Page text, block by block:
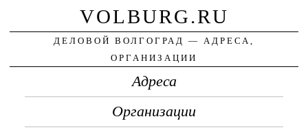
VOLBURG.RU
ДЕЛОВОЙ ВОЛГОГРАД — АДРЕСА,
ОРГАНИЗАЦИИ
Адреса
Организации